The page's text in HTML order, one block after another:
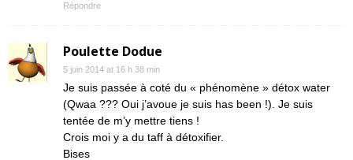
Répondre
Poulette Dodue
5 juin 2014 at 16 h 38 min
Je suis passée à coté du « phénomène » détox water
(Qwaa ??? Oui j’avoue je suis has been !). Je suis
tentée de m’y mettre tiens !
Crois moi y a du taff à détoxifier.
Bises